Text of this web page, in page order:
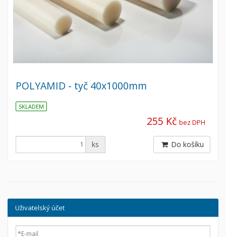
POLYAMID - tyč 40x1000mm
SKLADEM
255 Kč bez DPH
ks Do košíku
Uživatelský účet